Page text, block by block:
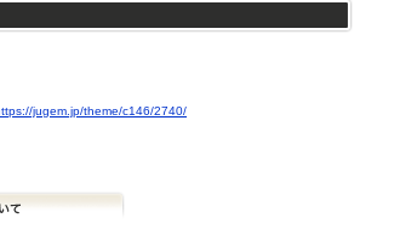
jugem.jp/theme/c146/2740/